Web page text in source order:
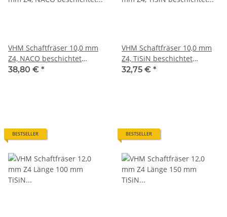
VHM Schaftfräser 10,0 mm
Z4, NACO beschichtet
scharfkantig
38,80 € *
VHM Schaftfräser 10,0 mm
Z4, TiSiN beschichtet
scharfkantig
32,75 € *
BESTSELLER BESTSELLER